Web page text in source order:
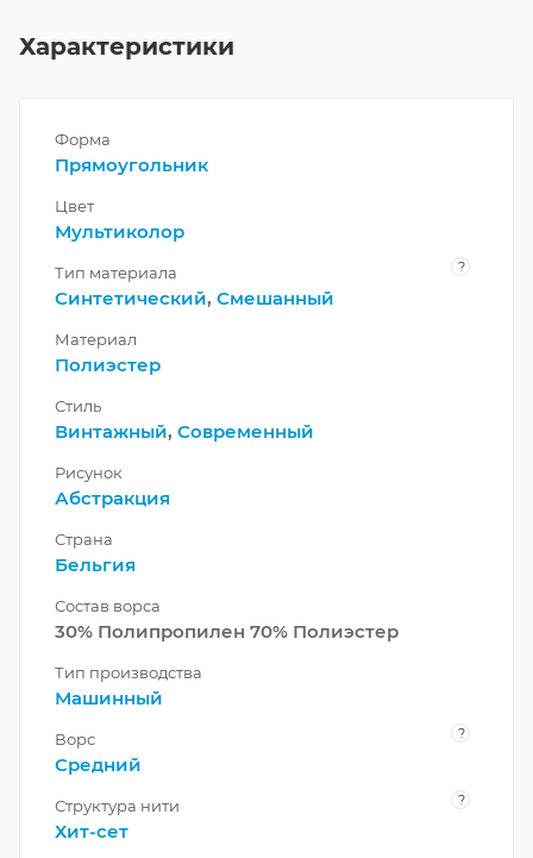
Характеристики
Форма
Прямоугольник
Цвет
Мультиколор
Тип материала ?
Синтетический, Смешанный
Материал
Полиэстер
Стиль
Винтажный, Современный
Рисунок
Абстракция
Страна
Бельгия
Состав ворса
30% Полипропилен 70% Полиэстер
Тип производства
Машинный
Ворс ?
Средний
Структура нити ?
Хит-сет